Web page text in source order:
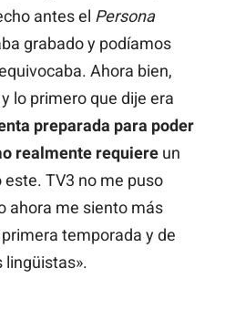
antes el Persona
grabado y podíamos
Ahora bien,
lo primero que dije era
preparada para poder
realmente requiere un
TV3 no me puso
ahora me siento más
temporada y de
lingüistas».